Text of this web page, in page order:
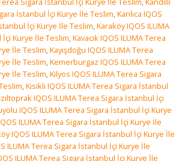
İstanbul İçi Kurye İle Teslim,Kanlıca IQOS
İçi Kurye İle Teslim,Karaköy IQOS ILUMA
Kurye İle Teslim,Kavacık IQOS ILUMA Terea
İle Teslim,Kayışdoğu IQOS ILUMA Terea
İle Teslim,Kemerburgaz IQOS ILUMA Terea
İle Teslim,Kilyos IQOS ILUMA Terea Sigara
,Kısıklı IQOS ILUMA Terea Sigara İstanbul
IQOS ILUMA Terea Sigara İstanbul İçi
IQOS ILUMA Terea Sigara İstanbul İçi Kurye
ILUMA Terea Sigara İstanbul İçi Kurye İle
IQOS ILUMA Terea Sigara İstanbul İçi Kurye İle
ILUMA Terea Sigara İstanbul İçi Kurye İle
ILUMA Terea Sigara İstanbul İçi Kurye İle